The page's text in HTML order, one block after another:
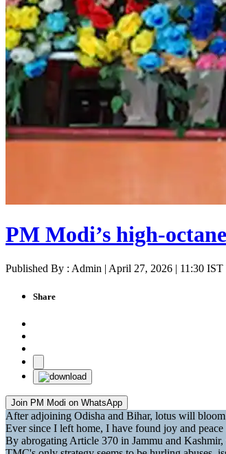
PM Modi’s high-
Published By : Admin | April 27, 2026 | 11:30 IST
Share
Join PM Modi on WhatsApp
After adjoining Odisha and Bihar, lotus will
Ever since I left home, I have found joy and
By abrogating Article 370 in Jammu and